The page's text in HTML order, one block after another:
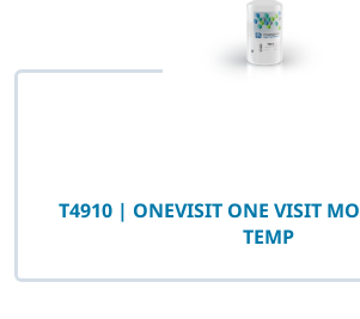
T4910 | ONEVISIT ONE VISIT
TEMP